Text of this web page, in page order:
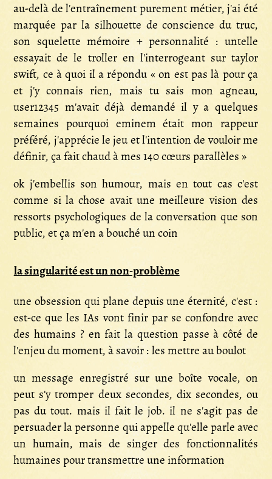
au-delà de l'entraînement purement métier, j'ai été
marquée par la silhouette de conscience du truc,
son squelette mémoire + personnalité : untelle
essayait de le troller en l'interrogeant sur taylor
swift, ce à quoi il a répondu « on est pas là pour ça
et j'y connais rien, mais tu sais mon agneau,
user12345 m'avait déjà demandé il y a quelques
semaines pourquoi eminem était mon rappeur
préféré, j'apprécie le jeu et l'intention de vouloir me
définir, ça fait chaud à mes 140 cœurs parallèles »
ok j'embellis son humour, mais en tout cas c'est
comme si la chose avait une meilleure vision des
ressorts psychologiques de la conversation que son
public, et ça m'en a bouché un coin
la singularité est un non-problème
une obsession qui plane depuis une éternité, c'est :
est-ce que les IAs vont finir par se confondre avec
des humains ? en fait la question passe à côté de
l'enjeu du moment, à savoir : les mettre au boulot
un message enregistré sur une boîte vocale, on
peut s'y tromper deux secondes, dix secondes, ou
pas du tout. mais il fait le job. il ne s'agit pas de
persuader la personne qui appelle qu'elle parle avec
un humain, mais de singer des fonctionnalités
humaines pour transmettre une information